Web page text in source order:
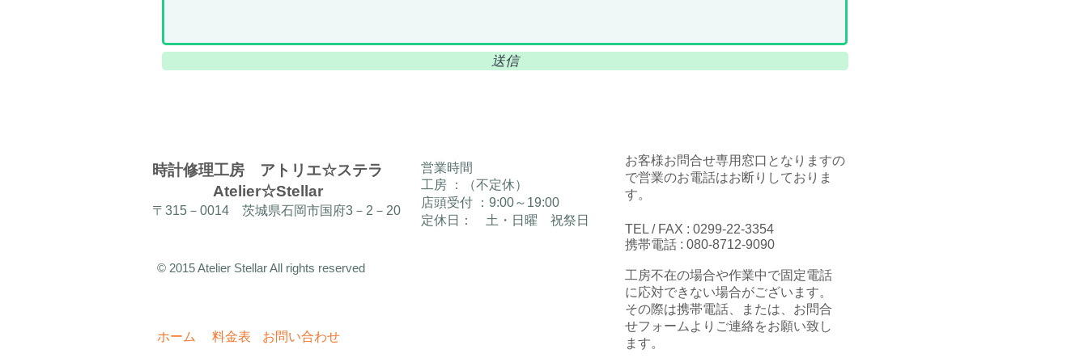
送信
​時計修理工房 アトリエ☆ステラ
Atelier☆Stellar
〒315－0014 茨城県石岡市国府3－2－20
​営業時間
工房 ：（不定休）
店頭受付 ：9:00～19:00
定休日： 土・日曜 祝祭日
​お客様お問合せ専用窓口となりますの
で営業のお電話はお断りしておりま
す。
TEL / FAX : 0299-22-3354
携帯電話 : 080-8712-9090
© 2015 Atelier Stellar All rights reserved
ホーム 料金表 お問い合わせ
​工房不在の場合や作業中で固定電話
に応対できない場合がございます。
その際は携帯電話、または、お問合
せフォームよりご連絡をお願い致し
ます。